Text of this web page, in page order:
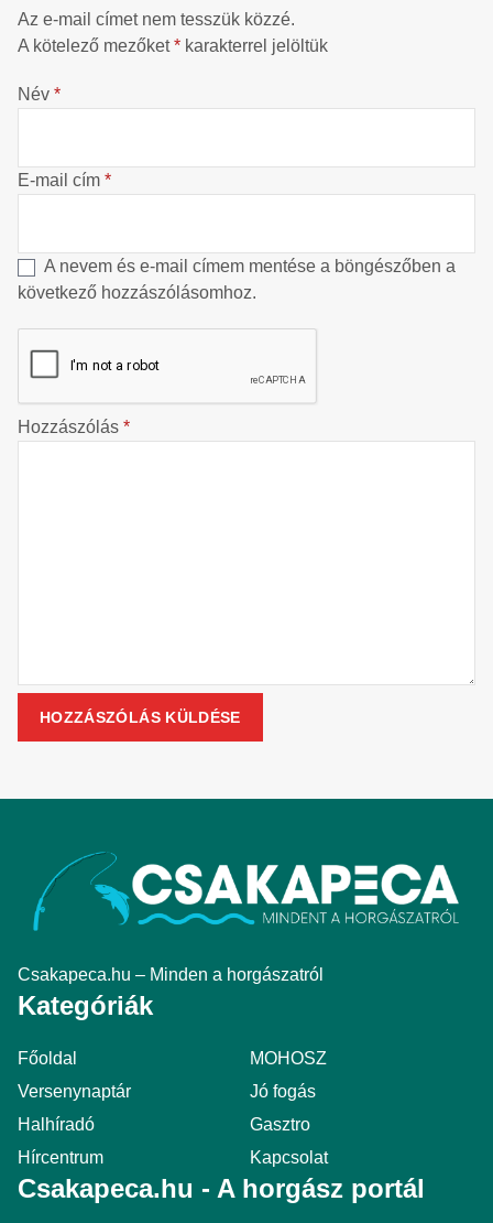
Az e-mail címet nem tesszük közzé.
A kötelező mezőket* karakterrel jelöltük
Név *
E-mail cím *
A nevem és e-mail címem mentése a böngészőben a
következő hozzászólásomhoz.
Hozzászólás *
Csakapeca.hu – Minden a horgászatról
Kategóriák
Főoldal
MOHOSZ
Versenynaptár
Jó fogás
Halhíradó
Gasztro
Hírcentrum
Kapcsolat
Csakapeca.hu - A horgász portál